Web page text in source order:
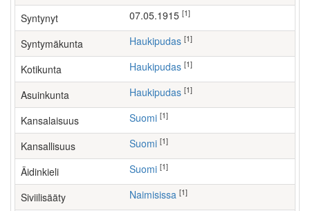
Syntynyt 07.05.1915 [1]
Syntymäkunta Haukipudas [1]
Kotikunta Haukipudas [1]
Asuinkunta Haukipudas [1]
Kansalaisuus Suomi [1]
Kansallisuus Suomi [1]
Äidinkieli Suomi [1]
Siviilisääty Naimisissa [1]